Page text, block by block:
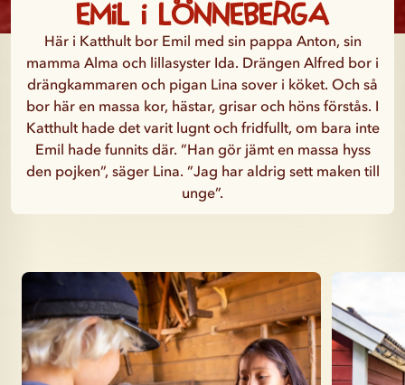
Emil i Lönneberga
Här i Katthult bor Emil med sin pappa Anton, sin
mamma Alma och lillasyster Ida. Drängen Alfred bor i
drängkammaren och pigan Lina sover i köket. Och så
bor här en massa kor, hästar, grisar och höns förstås. I
Katthult hade det varit lugnt och fridfullt, om bara inte
Emil hade funnits där. ”Han gör jämt en massa hyss
den pojken”, säger Lina. ”Jag har aldrig sett maken till
unge”.